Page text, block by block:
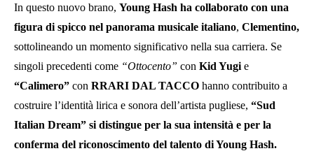
In questo nuovo brano, Young Hash ha collaborato con una
figura di spicco nel panorama musicale italiano, Clementino,
sottolineando un momento significativo nella sua carriera. Se
singoli precedenti come “Ottocento” con Kid Yugi e
“Calimero” con RRARI DAL TACCO hanno contribuito a
costruire l’identità lirica e sonora dell’artista pugliese, “Sud
Italian Dream” si distingue per la sua intensità e per la
conferma del riconoscimento del talento di Young Hash.